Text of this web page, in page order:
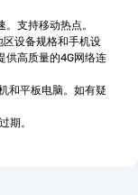
支持移动热点。
设备规格和手机设
供高质量的4G网络连
和平板电脑。如有疑
期。